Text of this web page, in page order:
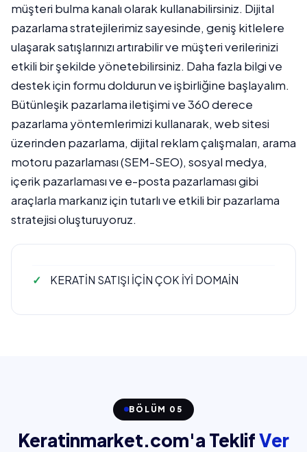
müşteri bulma kanalı olarak kullanabilirsiniz. Dijital
pazarlama stratejilerimiz sayesinde, geniş kitlelere
ulaşarak satışlarınızı artırabilir ve müşteri verilerinizi
etkili bir şekilde yönetebilirsiniz. Daha fazla bilgi ve
destek için formu doldurun ve işbirliğine başlayalım.
Bütünleşik pazarlama iletişimi ve 360 derece
pazarlama yöntemlerimizi kullanarak, web sitesi
üzerinden pazarlama, dijital reklam çalışmaları, arama
motoru pazarlaması (SEM-SEO), sosyal medya,
içerik pazarlaması ve e-posta pazarlaması gibi
araçlarla markanız için tutarlı ve etkili bir pazarlama
stratejisi oluşturuyoruz.
KERATİN SATIŞI İÇİN ÇOK İYİ DOMAİN
BÖLÜM 05
Keratinmarket.com'a TeklifVer